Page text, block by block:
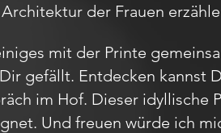
der Frauen
mit der Printe
gefällt. Entdecken kannst
im Hof. Dieser idyllische
Und freuen würde ich